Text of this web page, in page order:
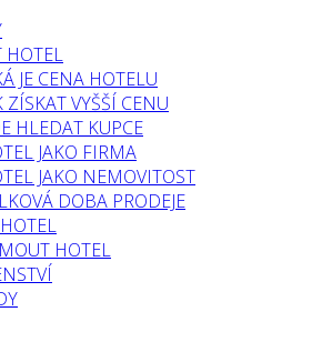
HOTEL
JE CENA HOTELU
ZÍSKAT VYŠŠÍ CENU
HLEDAT KUPCE
JAKO FIRMA
JAKO NEMOVITOST
DOBA PRODEJE
HOTEL